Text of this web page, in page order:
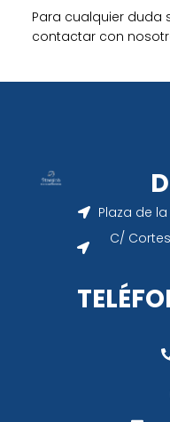
Para cualquier duda
contactar con
Plaza de
C/